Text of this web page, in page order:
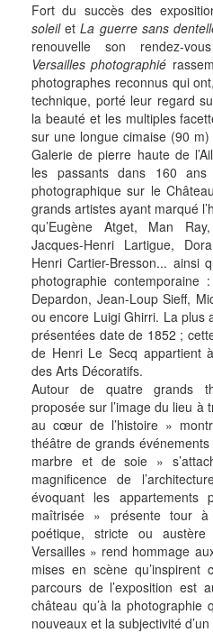
Fort du succès des
soleiletLa guerre sans
renouvelle son rendez-
Versailles photographié
photographes reconnus qui
technique, porté leur regard
la beauté et les multiples
sur une longue cimaise (90
Galerie de pierre haute de
les passants dans 160
photographique sur le
grands artistes ayant marqué
qu’Eugène Atget, Man
Jacques-Henri Lartigue,
Henri Cartier-Bresson... ainsi
photographie contemporaine
Depardon, Jean-Loup Sieff,
ou encore Luigi Ghirri. La plus
présentées date de 1852 ;
de Henri Le Secq appartient
des Arts Décoratifs.
Autour de quatre grands
proposée sur l’image du lieu à
au cœur de l’histoire »
théâtre de grands
marbre et de soie »
magnificence de
évoquant les
maîtrisée » présente tour
poétique, stricte ou
Versailles » rend hommage
mises en scène qu’inspirent
parcours de l’exposition est
château qu’à la photographie
nouveaux et la subjectivité